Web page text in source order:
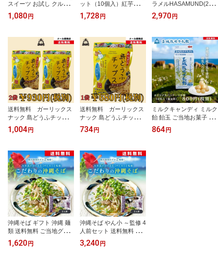
スイーツ お試し クルミ
お菓子 （5個入）紅芋エ
ンガディナー｜ 焼き菓子
｜くるみキャラメルの焼
き菓子個包装・少量｜自
分用・ちょっとした差し
入れに
1,080 円
ット（10個入）紅芋エン
ガディナー｜くるみキャ
ラメル × 紅芋生地 個包
家族用に
1,728 円
ラメルHASAMUND(20個
入)※箱無 久米島産紅芋
使用 エンガディナー く
子 紅芋 美味しい キャラ
メルサンド 沖縄 お取り
寄せスイーツ 紅芋 紅い
も くるみ クルミ 胡桃 菓
子 焼き菓子 ギフト お菓
子 個包装 ばらまき 職場
久米島
2,970 円
送料無料 ガーリックス
ナック 島どうふチップ
ス 二個 オニオンガー
リック味 おつまみ
1,004 円
送料無料 ガーリックス
ナック 島どうふチップ
ス オニオンガーリック
味 おつまみ
734 円
ミルクキャンディ ミルク
飴 飴玉 ご当地お菓子 あ
め玉 【送料無料】玉城牧
場牛乳飴(10個入) ‐沖縄
864 円
沖縄そば ギフト 沖縄 麺
類 送料無料 ご当地グル
メ 常温 沖縄麺類 沖縄土
産 沖縄そば生麺 久米島
1,620 円
沖縄そば やん小 ～監修 4
人前セット 送料無料 久
米島そば 半生麺 お取り
寄せ ご当地麵 沖縄食品
3,240 円